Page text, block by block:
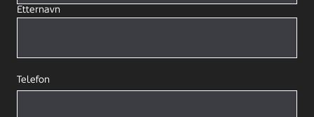
Etternavn
Telefon